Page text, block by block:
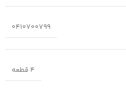
0410700799
4 قطعه